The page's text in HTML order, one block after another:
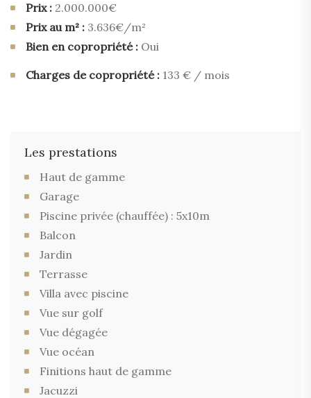
Prix : 2.000.000€
Prix au m² : 3.636€/m²
Bien en copropriété : Oui
Charges de copropriété : 133 € / mois
Les prestations
Haut de gamme
Garage
Piscine privée (chauffée) : 5x10m
Balcon
Jardin
Terrasse
Villa avec piscine
Vue sur golf
Vue dégagée
Vue océan
Finitions haut de gamme
Jacuzzi